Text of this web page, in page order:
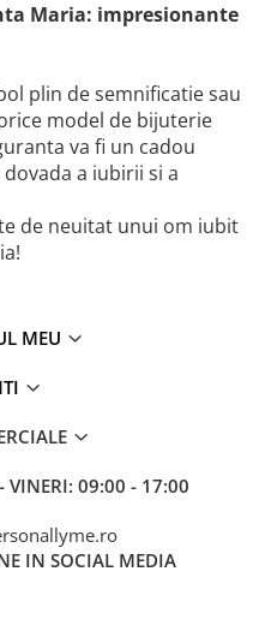
Maria: impresionante
plin de semnificatie sau
model de bijuterie
va fi un cadou
a iubirii si a
de neuitat unui om iubit
MEU
VINERI: 09:00 - 17:00
IN SOCIAL MEDIA